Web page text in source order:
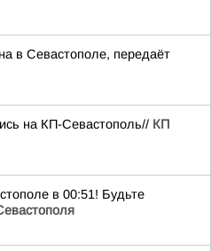
в Севастополе, передаёт
на КП-Севастополь// КП
в 00:51! Будьте